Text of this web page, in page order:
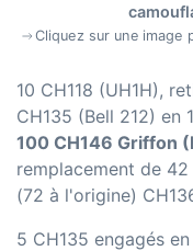
Cliquez sur une image
10 CH118 (UH1H),
CH135 (Bell 212) en
100 CH146 Griffon
remplacement de
(72 à l'origine)
5 CH135 engagés en